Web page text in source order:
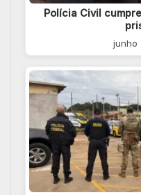
Polícia Civil
junho